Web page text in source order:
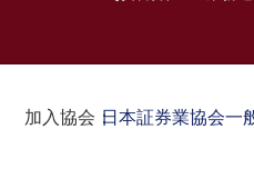
加入協会：日本証券業協会一